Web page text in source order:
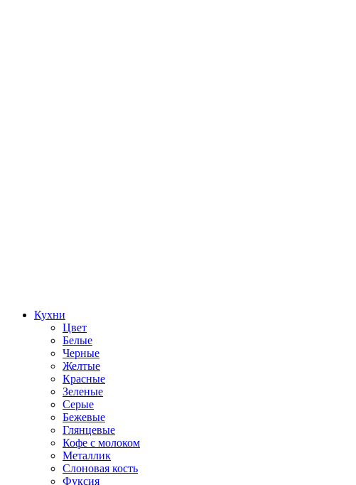
Кухни
Цвет
Белые
Черные
Желтые
Красные
Зеленые
Серые
Бежевые
Глянцевые
Кофе с молоком
Металлик
Слоновая кость
Фуксия